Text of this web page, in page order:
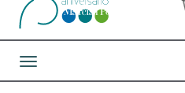
Toggle navigation